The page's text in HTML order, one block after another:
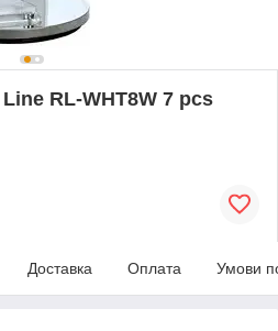
RL-WHT8W 7 pcs
Доставка Оплата Умови